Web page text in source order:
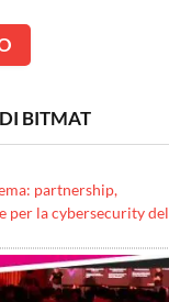
BITMAT
partnership,
per la cybersecurity del